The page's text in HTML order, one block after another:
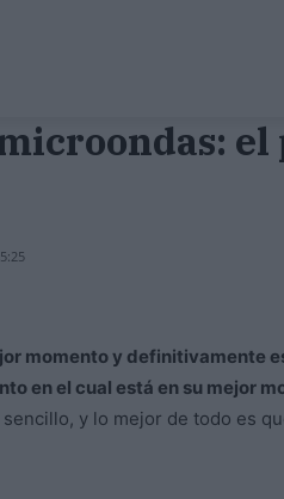
momento y definitivamente
en el cual está en su mejor
y lo mejor de todo es